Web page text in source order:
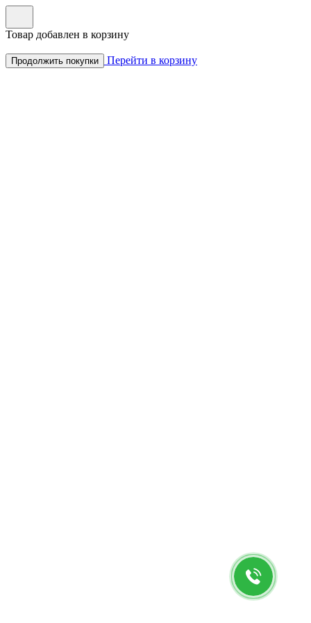
Товар добавлен в корзину
Продолжить покупки Перейти в корзину